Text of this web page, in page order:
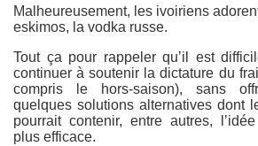
Malheureusement, les ivoiriens
eskimos, la vodka russe.
Tout ça pour rappeler qu’il est
continuer à soutenir la dictature du
compris le hors-saison), sans
quelques solutions alternatives dont
pourrait contenir, entre autres,
plus efficace.